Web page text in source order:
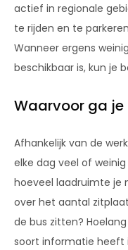
actief in regionale
te rijden en te
Wanneer ergens
beschikbaar is, kun je
Waarvoor ga je
Afhankelijk van de
elke dag veel of
hoeveel laadruimte je
over het aantal
de bus zitten?
soort informatie heeft